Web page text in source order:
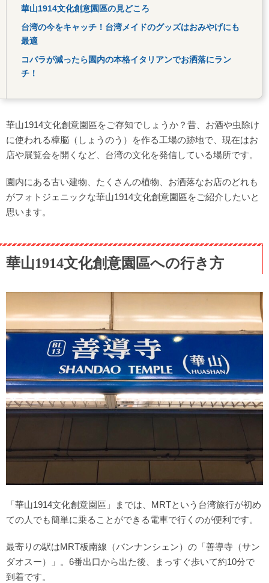
華山1914文化創意園區の見どころ
台湾の今をキャッチ！台湾メイドのグッズはおみやげにも
最適
コバラが減ったら園内の本格イタリアンでお洒落にラン
チ！
華山1914文化創意園區をご存知でしょうか？昔、お酒や虫除け
に使われる樟脳（しょうのう）を作る工場の跡地で、現在はお
店や展覧会を開くなど、台湾の文化を発信している場所です。
園内にある古い建物、たくさんの植物、お洒落なお店のどれも
がフォトジェニックな華山1914文化創意園區をご紹介したいと
思います。
華山1914文化創意園區への行き方
「華山1914文化創意園區」までは、MRTという台湾旅行が初め
ての人でも簡単に乗ることができる電車で行くのが便利です。
最寄りの駅はMRT板南線（バンナンシェン）の「善導寺（サン
ダオスー）」。6番出口から出た後、まっすぐ歩いて約10分で
到着です。